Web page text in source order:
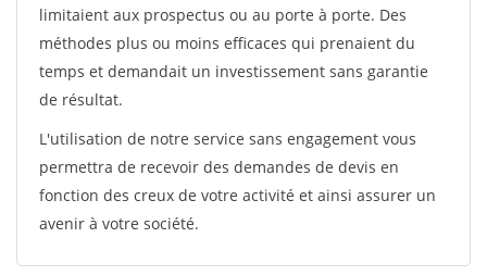
limitaient aux prospectus ou au porte à porte. Des
méthodes plus ou moins efficaces qui prenaient du
temps et demandait un investissement sans garantie
de résultat.
L'utilisation de notre service sans engagement vous
permettra de recevoir des demandes de devis en
fonction des creux de votre activité et ainsi assurer un
avenir à votre société.